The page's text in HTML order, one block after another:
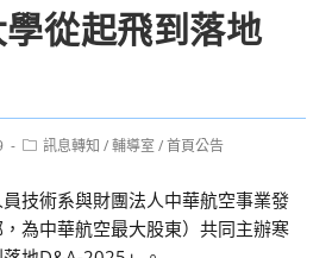
從起飛到落地
Post訊息轉知 / 輔導室 / 首頁公告
技術系與財團法人中華航空事業發
為中華航空最大股東）共同主辦寒